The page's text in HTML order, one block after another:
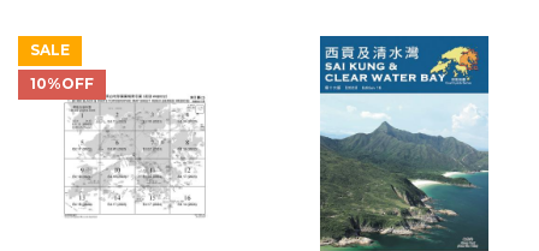
SALE
10%OFF